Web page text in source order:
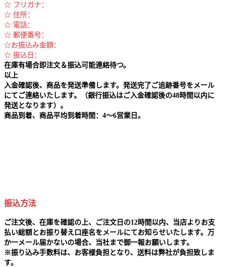
☆ フリガナ：
☆ 住所：
☆ 電話：
☆ 郵便番号：
☆お振込み金額：
☆ 振込日：
在庫有場合即注文＆振込可能連絡待つ。
以上
入金確認後、商品を発送準備します。発送完了ご追跡番号をメール
にてご連絡いたします。（銀行振込はご入金確認後の48時間以内に
発送となります）。
商品到着、商品平均到着時間：4～6営業日。
振込方法
ご注文後、在庫を確認の上、ご注文日の12時間以内、当店よりお支
払い総額とお振り替え口座名をメールにてお知らせいたします。万
か一メール届かないの場合、当社まで御一報お願いします。
※振り込み手数料は、お客様負担となり、送料は弊社が負担致しま
す。